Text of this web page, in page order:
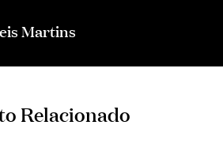
Martins
Relacionado